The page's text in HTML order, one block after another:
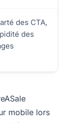
des CTA,
des
mobile lors